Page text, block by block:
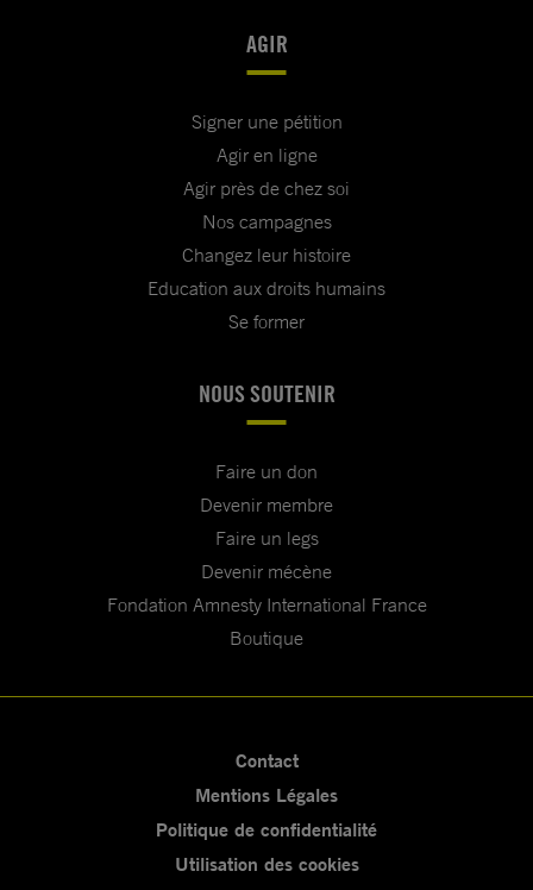
AGIR
Signer une pétition
Agir en ligne
Agir près de chez soi
Nos campagnes
Changez leur histoire
Education aux droits humains
Se former
NOUS SOUTENIR
Faire un don
Devenir membre
Faire un legs
Devenir mécène
Fondation Amnesty International France
Boutique
Contact
Mentions Légales
Politique de confidentialité
Utilisation des cookies